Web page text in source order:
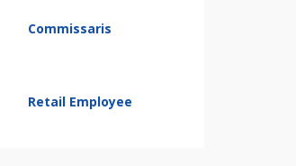
Commissaris
Retail Employee